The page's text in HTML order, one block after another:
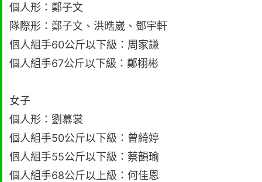
個人形：鄭子文
隊際形：鄭子文、洪晧崴、鄧宇軒
個人組手60公斤以下級：周家謙
個人組手67公斤以下級：鄭栩彬
女子
個人形：劉慕裳
個人組手50公斤以下級：曾綺婷
個人組手55公斤以下級：蔡韻瑜
個人組手68公斤以上級：何佳恩